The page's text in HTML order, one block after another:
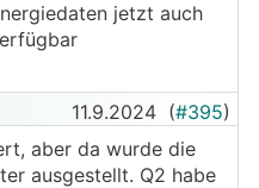
jetzt auch
11.9.2024 (#395)
aber da wurde die
ausgestellt. Q2 habe